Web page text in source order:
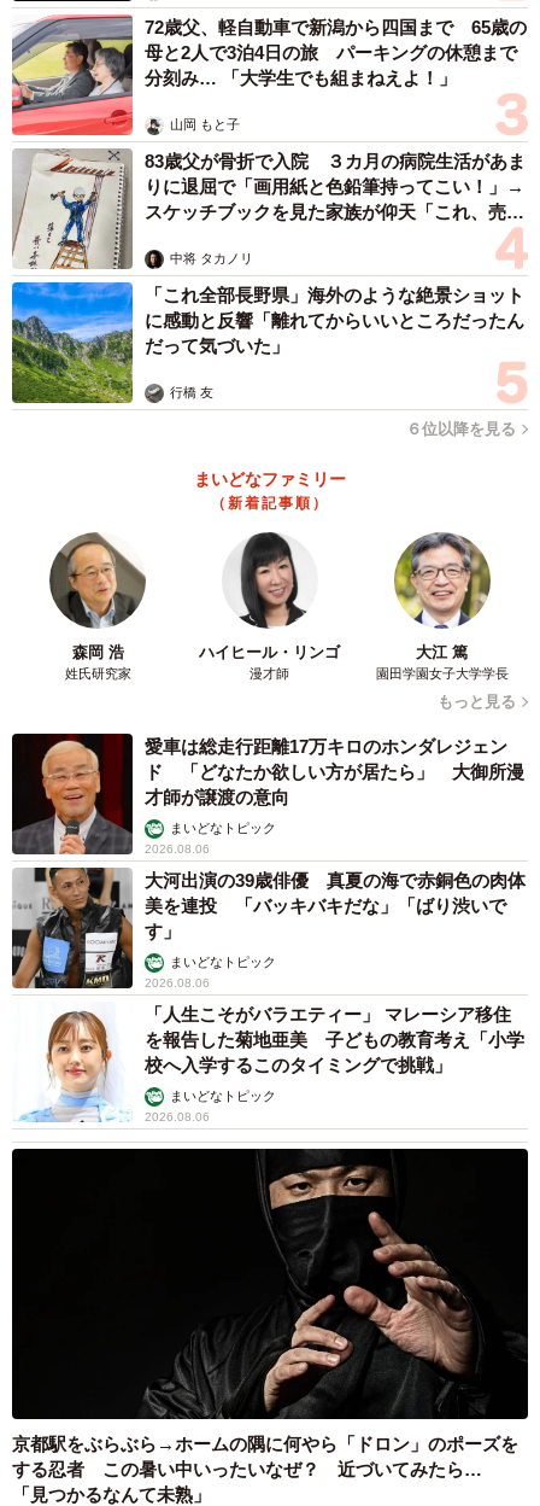
▽40代男性
給料が安いのは、能力が低いからと言われました。
【パターン３ 専業主婦をバカにする言葉】
▽30代女性
わたしが専業主婦なので、誰のおかげで飯が食えてるねん
と言われた。
▽40代女性
専業主婦だった頃、お金を使うだけ使うが、一銭も作り出
すことができない能無しだと言われた。
育児家事をほとんど一人で行なっていますが、「誰のおか
い。」と叱責されました。
【パターン４ 結婚自体を否定する言葉】
▽30代男性
なければ良かったと言われ、ショックでした。
▽40代男性
「あなたと結婚なんてするんじゃなかった」（と言われ
た。）
【パターン５ 相手の容姿を否定する言葉】
▽30代男性
見た目がみっともない（と言われた）。
▽20代女性
でぶ、ぶす、胸が垂れているなどの悪口（を言われた）。
【パターン６ 相手の家族を否定する言葉】
身内の悪口を言う（という言葉の暴力を受けたことがあ
▽60代以上女性
72歳父、軽自動車で新潟から四国まで 65歳の
母と2人で3泊4日の旅 パーキングの休憩まで
分刻み… 「大学生でも組まねえよ！」
山岡 もと子
83歳父が骨折で入院 ３カ月の病院生活があま
りに退屈で「画用紙と色鉛筆持ってこい！」→
スケッチブックを見た家族が仰天「これ、売れ
中将 タカノリ
「これ全部長野県」海外のような絶景ショット
に感動と反響「離れてからいいところだったん
だって気づいた」
行橋 友
６位以降を見る
まいどなファミリー
（新着記事順）
森岡 浩
姓氏研究家
ハイヒール・リンゴ
漫才師
大江 篤
園田学園女子大学学長
もっと見る
愛車は総走行距離17万キロのホンダレジェン
ド 「どなたか欲しい方が居たら」 大御所漫
才師が譲渡の意向
まいどなトピック
2026.08.06
大河出演の39歳俳優 真夏の海で赤銅色の肉体
美を連投 「バッキバキだな」「ばり渋いで
す」
まいどなトピック
2026.08.06
「人生こそがバラエティー」 マレーシア移住
を報告した菊地亜美 子どもの教育考え「小学
校へ入学するこのタイミングで挑戦」
まいどなトピック
2026.08.06
京都駅をぶらぶら→ホームの隅に何やら「ドロン」のポーズを
する忍者 この暑い中いったいなぜ？ 近づいてみたら…
「見つかるなんて未熟」